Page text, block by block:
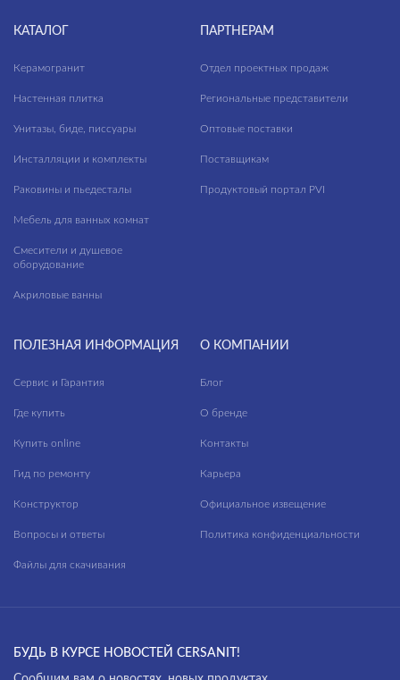
КАТАЛОГ
Керамогранит
Настенная плитка
Унитазы, биде, писсуары
Инсталляции и комплекты
Раковины и пьедесталы
Мебель для ванных комнат
Смесители и душевое
оборудование
Акриловые ванны
ПАРТНЕРАМ
Отдел проектных продаж
Региональные представители
Оптовые поставки
Поставщикам
Продуктовый портал PVI
ПОЛЕЗНАЯ ИНФОРМАЦИЯ
Сервис и Гарантия
Где купить
Купить online
Гид по ремонту
Конструктор
Вопросы и ответы
Файлы для скачивания
О КОМПАНИИ
Блог
О бренде
Контакты
Карьера
Официальное извещение
Политика конфиденциальности
БУДЬ В КУРСЕ НОВОСТЕЙ CERSANIT!